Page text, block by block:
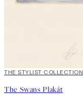
50%*
THE STYLIST COLLECTION
The Swans Plakát